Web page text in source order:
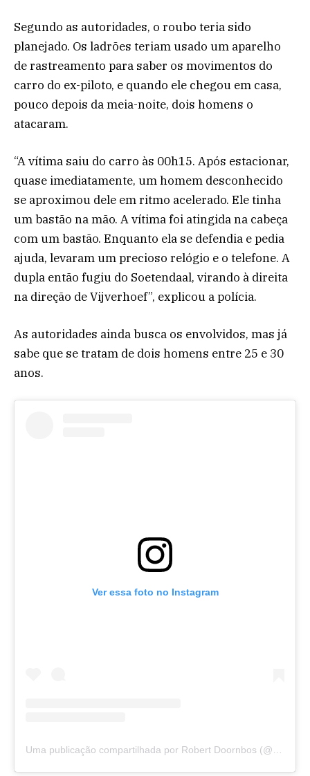
Segundo as autoridades, o roubo teria sido
planejado. Os ladrões teriam usado um aparelho
de rastreamento para saber os movimentos do
carro do ex-piloto, e quando ele chegou em casa,
pouco depois da meia-noite, dois homens o
atacaram.
“A vítima saiu do carro às 00h15. Após estacionar,
quase imediatamente, um homem desconhecido
se aproximou dele em ritmo acelerado. Ele tinha
um bastão na mão. A vítima foi atingida na cabeça
com um bastão. Enquanto ela se defendia e pedia
ajuda, levaram um precioso relógio e o telefone. A
dupla então fugiu do Soetendaal, virando à direita
na direção de Vijverhoef”, explicou a polícia.
As autoridades ainda busca os envolvidos, mas já
sabe que se tratam de dois homens entre 25 e 30
anos.
Ver essa foto no Instagram